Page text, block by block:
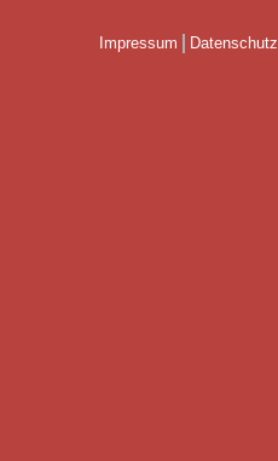
Impressum Datenschutz